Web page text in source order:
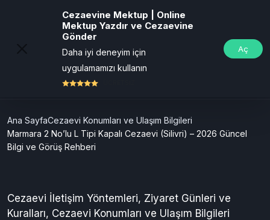
Cezaevine Mektup | Online
Mektup Yazdır ve Cezaevine
Gönder
Daha iyi deneyim için
uygulamamızı kullanın
Aç
Ana SayfaCezaevi Konumları ve Ulaşım Bilgileri
Marmara 2 No’lu L Tipi Kapalı Cezaevi (Silivri) – 2026 Güncel
Bilgi ve Görüş Rehberi
Cezaevi İletişim Yöntemleri, Ziyaret Günleri ve
Kuralları, Cezaevi Konumları ve Ulaşım Bilgileri